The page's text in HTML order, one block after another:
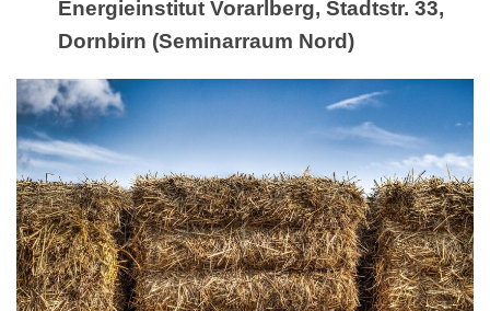
Energieinstitut Vorarlberg, Stadtstr. 33,
Dornbirn (Seminarraum Nord)